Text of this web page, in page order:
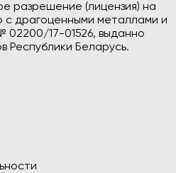
разрешение (лицензия) на
с драгоценными металлами и
02200/17-01526, выданно
Республики Беларусь.